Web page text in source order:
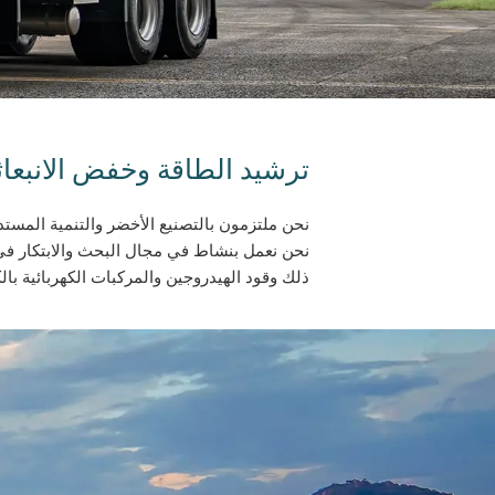
ترشيد الطاقة وخفض
نحن ملتزمون بالتصنيع الأخضر والتنمية
نحن نعمل بنشاط في مجال البحث والابتكار
ذلك وقود الهيدروجين والمركبات الكهربائية